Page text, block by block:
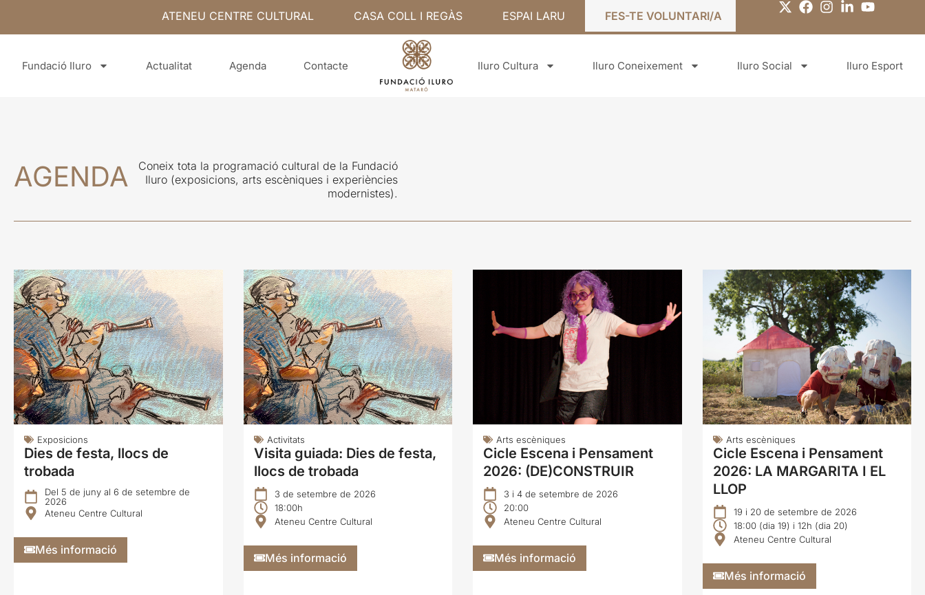
ATENEU CENTRE CULTURAL CASA COLL I REGÀS ESPAI LARU FES-TE VOLUNTARI/A
Fundació Iluro Actualitat Agenda Contacte Iluro Cultura Iluro Coneixement Iluro Social Iluro Esport
AGENDA
Coneix tota la programació cultural de la Fundació
Iluro (exposicions, arts escèniques i experiències
modernistes).
Exposicions
Dies de festa, llocs de
trobada
Del 5 de juny al 6 de setembre de
2026
Ateneu Centre Cultural
Més informació
Activitats
Visita guiada: Dies de festa,
llocs de trobada
3 de setembre de 2026
18:00h
Ateneu Centre Cultural
Més informació
Arts escèniques
Cicle Escena i Pensament
2026: (DE)CONSTRUIR
3 i 4 de setembre de 2026
20:00
Ateneu Centre Cultural
Més informació
Arts escèniques
Cicle Escena i Pensament
2026: LA MARGARITA I EL
LLOP
19 i 20 de setembre de 2026
18:00 (dia 19) i 12h (dia 20)
Ateneu Centre Cultural
Més informació